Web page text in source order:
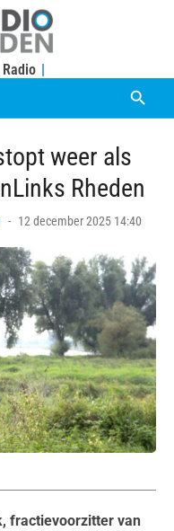
|
weer als
Rheden
Posted
12 december 2025 14:40
fractievoorzitter van